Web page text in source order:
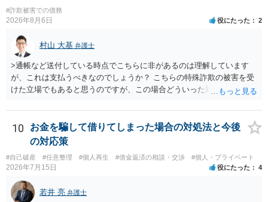
#詐欺被害での債務
2026年8月6日 役にたった 2
村山 大基 弁護士
>通帳など送付している時点でこちらに非があるのは理解しています
が、これは支払うべきなのでしょうか？ こちらの特殊詐欺の被害を受
けた立場でもあると思うのですが、この場合どういった対処が必要で
がいいとは思います。 そもそも、特殊詐欺関係なく旦那さんの行為
は法に触れる可能性もあります。 ＞100万を支払わず穏便に和解する
ことは可能でしょうか？ →一般的には難しいです。相談者さんも１０
たら、 できるだけ重い刑罰を与えて欲しい、と思われるのではない
でしょうか。 ＞弁護士さんに入ってもらうことで支払額が下がること
はありますか？ そこはあり得ます、ただ、弁護士費用かけるならその
分賠償に回すことも考えられるので、 兼ね合いは考えてみましょう。
10
お金を騙して借りてしまった場合の対処法と今後
の対応策
#自己破産 #任意整理 #個人再生 #借金返済の相談・交渉 #個人・プライベート
2026年7月15日 役にたった 4
若井 亮 弁護士